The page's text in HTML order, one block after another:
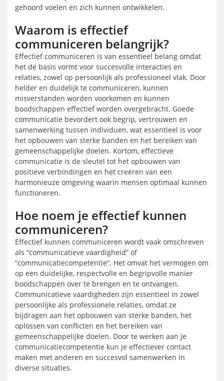
gehoord voelen en zich kunnen ontwikkelen.
Waarom is effectief
communiceren belangrijk?
Effectief communiceren is van essentieel belang omdat
het de basis vormt voor succesvolle interacties en
relaties, zowel op persoonlijk als professioneel vlak. Door
helder en duidelijk te communiceren, kunnen
misverstanden worden voorkomen en kunnen
boodschappen effectief worden overgebracht. Goede
communicatie bevordert ook begrip, vertrouwen en
samenwerking tussen individuen, wat essentieel is voor
het opbouwen van sterke banden en het bereiken van
gemeenschappelijke doelen. Kortom, effectieve
communicatie is de sleutel tot het opbouwen van
positieve verbindingen en het creëren van een
harmonieuze omgeving waarin mensen optimaal kunnen
functioneren.
Hoe noem je effectief kunnen
communiceren?
Effectief kunnen communiceren wordt vaak omschreven
als “communicatieve vaardigheid” of
“communicatiecompetentie”. Het omvat het vermogen om
op een duidelijke, respectvolle en begripvolle manier
boodschappen over te brengen en te ontvangen.
Communicatieve vaardigheden zijn essentieel in zowel
persoonlijke als professionele relaties, omdat ze
bijdragen aan het opbouwen van sterke banden, het
oplossen van conflicten en het bereiken van
gemeenschappelijke doelen. Door te werken aan je
communicatiecompetentie kun je effectiever contact
maken met anderen en succesvol samenwerken in
diverse situaties.